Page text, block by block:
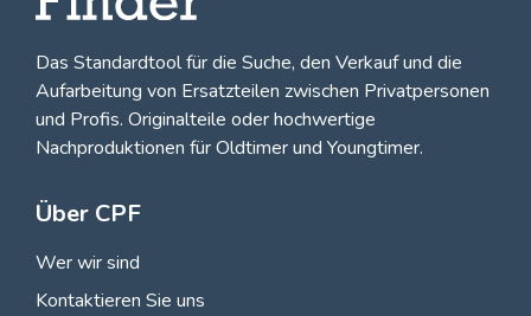
Das Standardtool für die Suche, den Verkauf und die
Aufarbeitung von Ersatzteilen zwischen Privatpersonen
und Profis. Originalteile oder hochwertige
Nachproduktionen für Oldtimer und Youngtimer.
Über CPF
Wer wir sind
Kontaktieren Sie uns